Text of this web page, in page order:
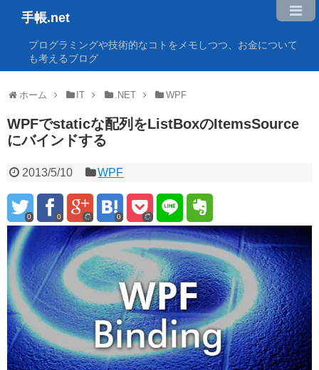
手帳.net
プログラミングや技術的なコトをメモしつつ、お金について
も考えるブログ
ホーム IT .NET WPF
WPFでstaticな配列をListBoxのItemsSource
にバインドする
2013/5/10 WPF
0 0 0